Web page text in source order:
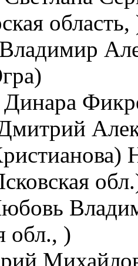
область,
обл., )